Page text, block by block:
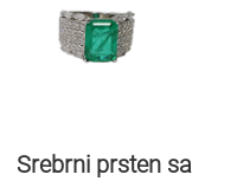
Srebrni prsten sa